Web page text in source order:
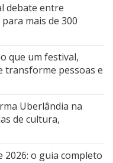
debate entre
mais de 300
que um festival,
transforme pessoas e
Uberlândia na
de cultura,
o guia completo